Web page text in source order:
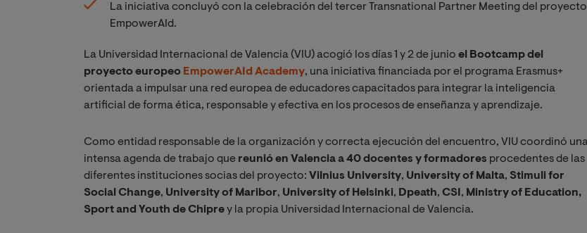
La iniciativa concluyó con la celebración del tercer Transnational Partner Meeting del proyecto
EmpowerAId.
La Universidad Internacional de Valencia (VIU) acogió los días 1 y 2 de junio el Bootcamp del
proyecto europeo EmpowerAId Academy, una iniciativa financiada por el programa Erasmus+
orientada a impulsar una red europea de educadores capacitados para integrar la inteligencia
artificial de forma ética, responsable y efectiva en los procesos de enseñanza y aprendizaje.
Como entidad responsable de la organización y correcta ejecución del encuentro, VIU coordinó
intensa agenda de trabajo que reunió en Valencia a 40 docentes y formadores procedentes de las
diferentes instituciones socias del proyecto: Vilnius University, University of Malta, Stimuli for
Social Change, University of Maribor, University of Helsinki, Dpeath, CSI , Ministry of Education,
Sport and Youth de Chiprey la propia Universidad Internacional de Valencia.